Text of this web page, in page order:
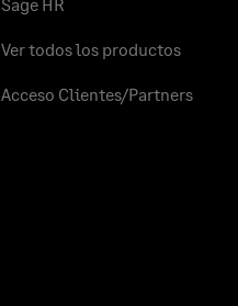
Ver todos los productos
Acceso Clientes/Partners